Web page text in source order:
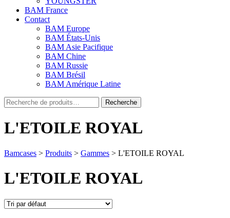
BAM France
Contact
BAM Europe
BAM États-Unis
BAM Asie Pacifique
BAM Chine
BAM Russie
BAM Brésil
BAM Amérique Latine
Recherche
pour :
Recherche
L'ETOILE ROYAL
Bamcases > Produits > Gammes > L'ETOILE ROYAL
L'ETOILE ROYAL